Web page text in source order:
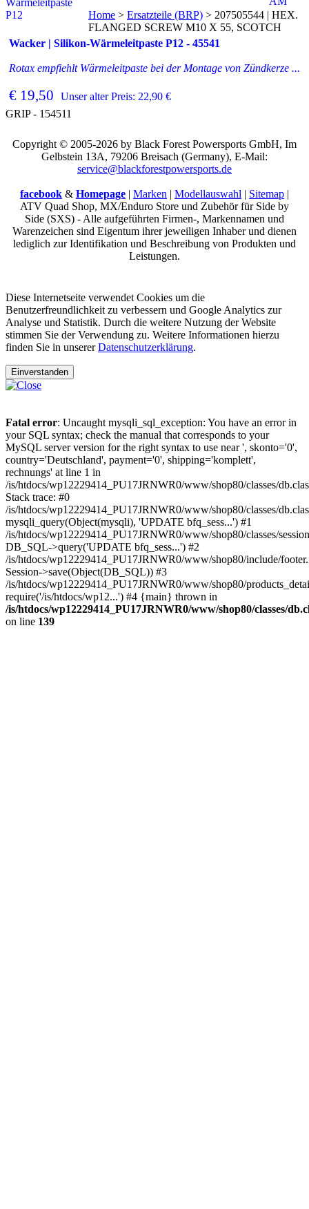
Wacker | Silikon-Wärmeleitpaste P12 - 45541
Rotax empfiehlt Wärmeleitpaste bei der Montage von Zündkerze ...
€ 19,50 Unser alter Preis: 22,90 €
Home > Ersatzteile (BRP) > 207505544 | HEX.
FLANGED SCREW M10 X 55, SCOTCH
GRIP - 154511
Copyright © 2005-2026 by Black Forest Powersports GmbH, Im
Gelbstein 13A, 79206 Breisach (Germany), E-Mail:
service@blackforestpowersports.de
facebook & Homepage | Marken | Modellauswahl | Sitemap |
ATV Quad Shop, MX/Enduro Store und Zubehör für Side by
Side (SXS) - Alle aufgeführten Firmen-, Markennamen und
Warenzeichen sind Eigentum ihrer jeweiligen Inhaber und dienen
lediglich zur Identifikation und Beschreibung von Produkten und
Leistungen.
Diese Internetseite verwendet Cookies um die
Benutzerfreundlichkeit zu verbessern und Google Analytics zur
Analyse und Statistik. Durch die weitere Nutzung der Website
stimmen Sie der Verwendung zu. Weitere Informationen hierzu
finden Sie in unsererDatenschutzerklärung.
Einverstanden
Fatal error: Uncaught mysqli_sql_exception: You have an error in
your SQL syntax; check the manual that corresponds to your
MySQL server version for the right syntax to use near ', skonto='0',
country='Deutschland', payment='0', shipping='komplett',
rechnungs' at line 1 in
/is/htdocs/wp12229414_PU17JRNWR0/www/shop80/classes/
Stack trace: #0
/is/htdocs/wp12229414_PU17JRNWR0/www/shop80/classes/
mysqli_query(Object(mysqli), 'UPDATE bfq_sess...') #1
/is/htdocs/wp12229414_PU17JRNWR0/www/shop80/classes/
DB_SQL->query('UPDATE bfq_sess...') #2
/is/htdocs/wp12229414_PU17JRNWR0/www/shop80/include/
Session->save(Object(DB_SQL)) #3
/is/htdocs/wp12229414_PU17JRNWR0/www/shop80/
require('/is/htdocs/wp12...') #4 {main} thrown in
/is/htdocs/wp12229414_PU17JRNWR0/www/shop80/classes/
on line 139